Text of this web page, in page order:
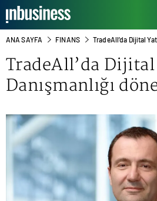
ANA SAYFA FINANS TradeAll’da Dijital
TradeAll’da Dijital
Danışmanlığı